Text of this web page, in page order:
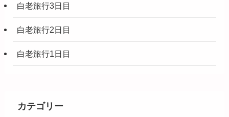
白老旅行3日目
白老旅行2日目
白老旅行1日目
カテゴリー